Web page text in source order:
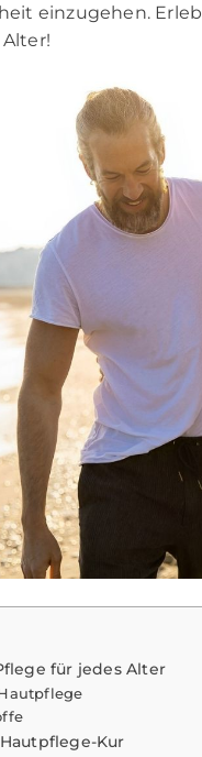
einzugehen.
für jedes Alter
Kur